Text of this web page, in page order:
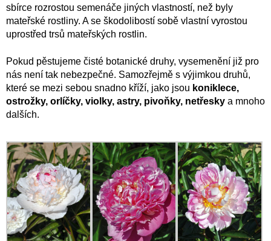
sbírce rozrostou semenáče jiných vlastností, než byly
mateřské rostliny. A se škodolibostí sobě vlastní vyrostou
uprostřed trsů mateřských rostlin.
Pokud pěstujeme čisté botanické druhy, vysemenění již pro
nás není tak nebezpečné. Samozřejmě s výjimkou druhů,
které se mezi sebou snadno kříží, jako jsou koniklece,
ostrožky, orlíčky, violky, astry, pivoňky, netřesky a mnoho
dalších.